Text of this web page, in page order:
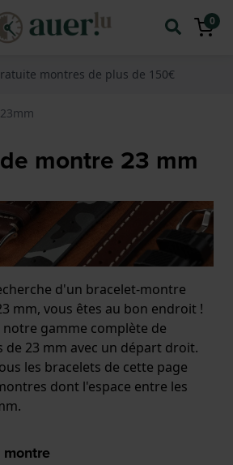
0
montres de plus de 150€
23mm
montre 23 mm
d'un bracelet-montre
mm, vous êtes au bon endroit !
gamme complète de
23 mm avec un départ droit.
les bracelets de cette page
dont l'espace entre les